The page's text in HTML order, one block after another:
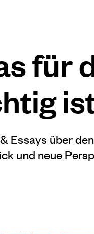
für
Essays über
und neue